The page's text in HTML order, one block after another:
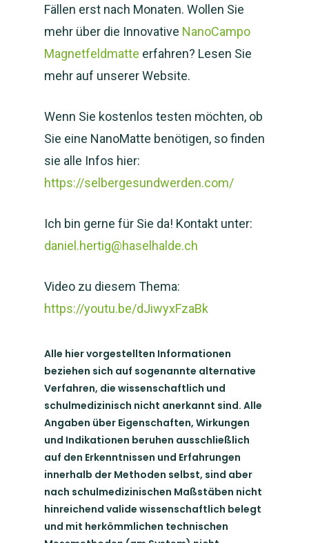
Fällen erst nach Monaten. Wollen Sie
mehr über die Innovative NanoCampo
Magnetfeldmatte erfahren? Lesen Sie
mehr auf unserer Website.
Wenn Sie kostenlos testen möchten, ob
Sie eine NanoMatte benötigen, so finden
sie alle Infos hier:
https://selbergesundwerden.com/
Ich bin gerne für Sie da! Kontakt unter:
daniel.hertig@haselhalde.ch
Video zu diesem Thema:
https://youtu.be/dJiwyxFzaBk
Alle hier vorgestellten Informationen
beziehen sich auf sogenannte alternative
Verfahren, die wissenschaftlich und
schulmedizinisch nicht anerkannt sind. Alle
Angaben über Eigenschaften, Wirkungen
und Indikationen beruhen ausschließlich
auf den Erkenntnissen und Erfahrungen
innerhalb der Methoden selbst, sind aber
nach schulmedizinischen Maßstäben nicht
hinreichend valide wissenschaftlich belegt
und mit herkömmlichen technischen